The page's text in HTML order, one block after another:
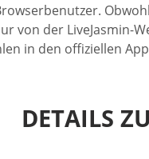
von der
in den offiziellen
DETAILS